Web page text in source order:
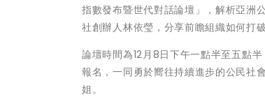
指數發布暨世代對話論壇」，解析亞洲
社創辦人林依瑩，分享前瞻組織如何打
論壇時間為12月8日下午一點半至五點
報名，一同勇於嚮往持續進步的公民社
姐。